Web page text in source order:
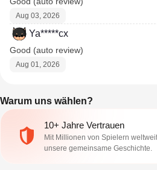
Aug 03, 2026
Ya*****cx
Good (auto review)
Aug 01, 2026
Warum uns wählen?
10+ Jahre Vertrauen
Mit Millionen von Spielern
unsere gemeinsame Geschichte.